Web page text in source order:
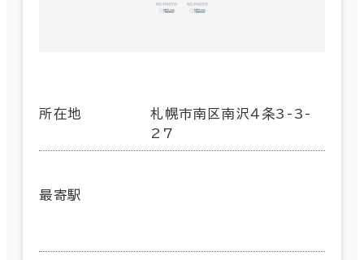
所在地
札幌市南区南沢４条3-3-
27
最寄駅